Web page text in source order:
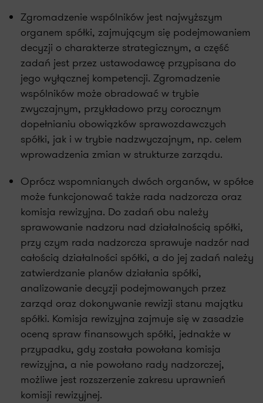
Zgromadzenie wspólników jest najwyższym
organem spółki, zajmującym się podejmowaniem
decyzji o charakterze strategicznym, a część
zadań jest przez ustawodawcę przypisana do
jego wyłącznej kompetencji. Zgromadzenie
wspólników może obradować w trybie
zwyczajnym, przykładowo przy corocznym
dopełnianiu obowiązków sprawozdawczych
spółki, jak i w trybie nadzwyczajnym, np. celem
wprowadzenia zmian w strukturze zarządu.
Oprócz wspomnianych dwóch organów, w spółce
może funkcjonować także rada nadzorcza oraz
komisja rewizyjna. Do zadań obu należy
sprawowanie nadzoru nad działalnością spółki,
przy czym rada nadzorcza sprawuje nadzór nad
całością działalności spółki, a do jej zadań należy
zatwierdzanie planów działania spółki,
analizowanie decyzji podejmowanych przez
zarząd oraz dokonywanie rewizji stanu majątku
spółki. Komisja rewizyjna zajmuje się w zasadzie
oceną spraw finansowych spółki, jednakże w
przypadku, gdy została powołana komisja
rewizyjna, a nie powołano rady nadzorczej,
możliwe jest rozszerzenie zakresu uprawnień
komisji rewizyjnej.